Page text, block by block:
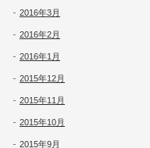
2016年3月
2016年2月
2016年1月
2015年12月
2015年11月
2015年10月
2015年9月